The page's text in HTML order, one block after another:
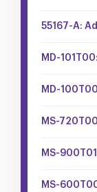
55167-A:
MD-
MD-
MS-
MS-
MS-